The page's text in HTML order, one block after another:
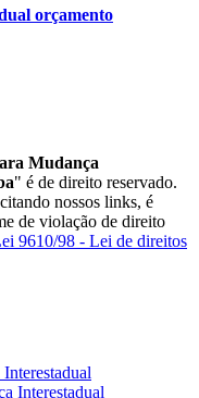
orçamento
Mudança
" é de direito reservado.
nossos links, é
de violação de direito
9610/98 - Lei de direitos
Interestadual